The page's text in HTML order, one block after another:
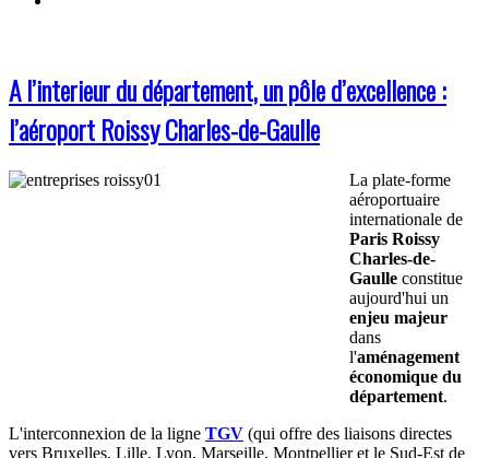
A l’interieur du département, un pôle d’excellence :
l’aéroport Roissy Charles-de-Gaulle
La plate-forme
aéroportuaire
internationale de
Paris Roissy
Charles-de-
Gaulle constitue
aujourd'hui un
enjeu majeur
dans
l'aménagement
économique du
département.
L'interconnexion de la ligne TGV (qui offre des liaisons directes
vers Bruxelles, Lille, Lyon, Marseille, Montpellier et le Sud-Est de